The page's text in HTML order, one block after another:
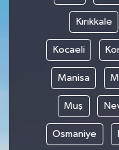
Kırıkkale
Kocaeli
Manisa
Muş
Osmaniye